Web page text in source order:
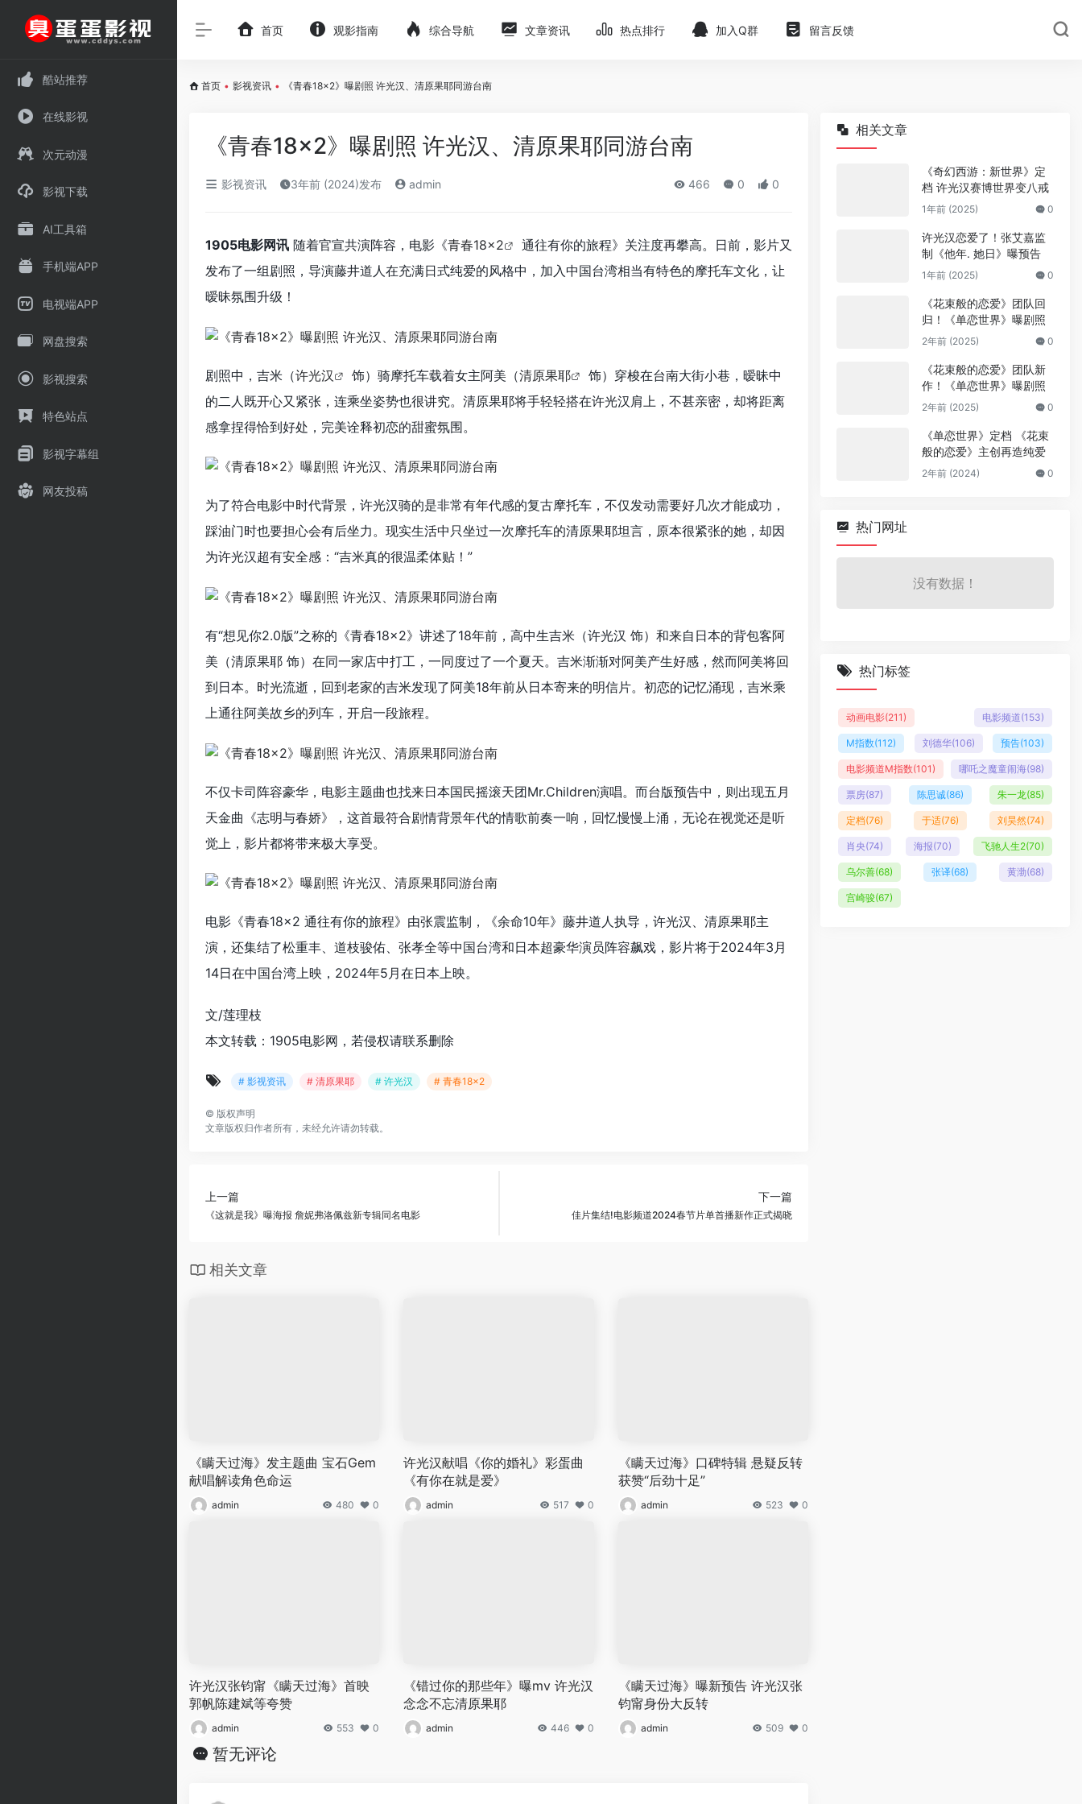
酷站推荐
在线影视
次元动漫
影视下载
AI工具箱
手机端APP
电视端APP
网盘搜索
影视搜索
特色站点
影视字幕组
网友投稿
首页 观影指南 综合导航 文章资讯 热点排行 加入Q群 留言反馈
首页 • 影视资讯 • 《青春18×2》曝剧照 许光汉、清原果耶同游台南
《青春18×2》曝剧照 许光汉、清原果耶同游台南
影视资讯 3年前 (2024)发布 admin 466 0 0
1905电影网讯 随着官宣共演阵容，电影《青春18×2 通往有你的旅程》 关注度再攀高。日前，影片又
发布了一组剧照，导演藤井道人在充满日式纯爱的风格中，加入中国台湾相当有特色的摩托车文化，让
暧昧氛围升级！
剧照中，吉米（许光汉 饰）骑摩托车载着女主阿美（清原果耶
饰）穿梭在台南大街小巷，暧昧中
的二人既开心又紧张，连乘坐姿势也很讲究。清原果耶将手轻轻搭在许光汉肩上，不甚亲密，却将距离
感拿捏得恰到好处，完美诠释初恋的甜蜜氛围。
为了符合电影中时代背景，许光汉骑的是非常有年代感的复古摩托车，不仅发动需要好几次才能成功，
踩油门时也要担心会有后坐力。现实生活中只坐过一次摩托车的清原果耶坦言，原本很紧张的她，却因
为许光汉超有安全感：“吉米真的很温柔体贴！”
有“想见你2.0版”之称的《青春18×2》讲述了18年前，高中生吉米（许光汉 饰）和来自日本的背包客阿
美（清原果耶 饰）在同一家店中打工，一同度过了一个夏天。吉米渐渐对阿美产生好感，然而阿美将回
到日本。时光流逝，回到老家的吉米发现了阿美18年前从日本寄来的明信片。初恋的记忆涌现，吉米乘
上通往阿美故乡的列车，开启一段旅程。
不仅卡司阵容豪华，电影主题曲也找来日本国民摇滚天团Mr.Children演唱。而台版预告中，则出现五月
天金曲《志明与春娇》，这首最符合剧情背景年代的情歌前奏一响，回忆慢慢上涌，无论在视觉还是听
觉上，影片都将带来极大享受。
电影《青春18×2 通往有你的旅程》由张震监制，《余命10年》藤井道人执导，许光汉、清原果耶主
演，还集结了松重丰、道枝骏佑、张孝全等中国台湾和日本超豪华演员阵容飙戏，影片将于2024年3月
14日在中国台湾上映，2024年5月在日本上映。
文/莲理枝
本文转载：1905电影网，若侵权请联系删除
# 影视资讯 # 清原果耶 # 许光汉 # 青春18×2
© 版权声明
文章版权归作者所有，未经允许请勿转载。
上一篇
《这就是我》曝海报 詹妮弗洛佩兹新专辑同名电影
下一篇
佳片集结!电影频道2024春节片单首播新作正式揭晓
相关文章
《瞒天过海》发主题曲 宝石Gem
献唱解读角色命运
admin 480 0
许光汉献唱《你的婚礼》彩蛋曲
《有你在就是爱》
admin 517 0
《瞒天过海》口碑特辑 悬疑反转
获赞“后劲十足”
admin 523 0
许光汉张钧甯《瞒天过海》首映
郭帆陈建斌等夸赞
admin 553 0
《错过你的那些年》曝mv 许光汉
念念不忘清原果耶
admin 446 0
《瞒天过海》曝新预告 许光汉张
钧甯身份大反转
admin 509 0
暂无评论
相关文章
《奇幻西游：新世界》定
档 许光汉赛博世界变八戒
1年前 (2025) 0
许光汉恋爱了！张艾嘉监
制《他年. 她日》曝预告
1年前 (2025) 0
《花束般的恋爱》团队回
归！《单恋世界》曝剧照
2年前 (2025) 0
《花束般的恋爱》团队新
作！《单恋世界》曝剧照
2年前 (2025) 0
《单恋世界》定档 《花束
般的恋爱》主创再造纯爱
2年前 (2024) 0
热门网址
没有数据！
热门标签
动画电影(211) 电影频道(153)
M指数(112) 刘德华(106) 预告(103)
电影频道M指数(101) 哪吒之魔童闹海(98)
票房(87) 陈思诚(86) 朱一龙(85)
定档(76) 于适(76) 刘昊然(74)
肖央(74) 海报(70) 飞驰人生2(70)
乌尔善(68) 张译(68) 黄渤(68)
宫崎骏(67)